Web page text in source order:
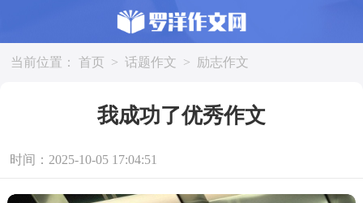
当前位置： 首页 > 话题作文 > 励志作文
我成功了优秀作文
时间：2025-10-05 17:04:51